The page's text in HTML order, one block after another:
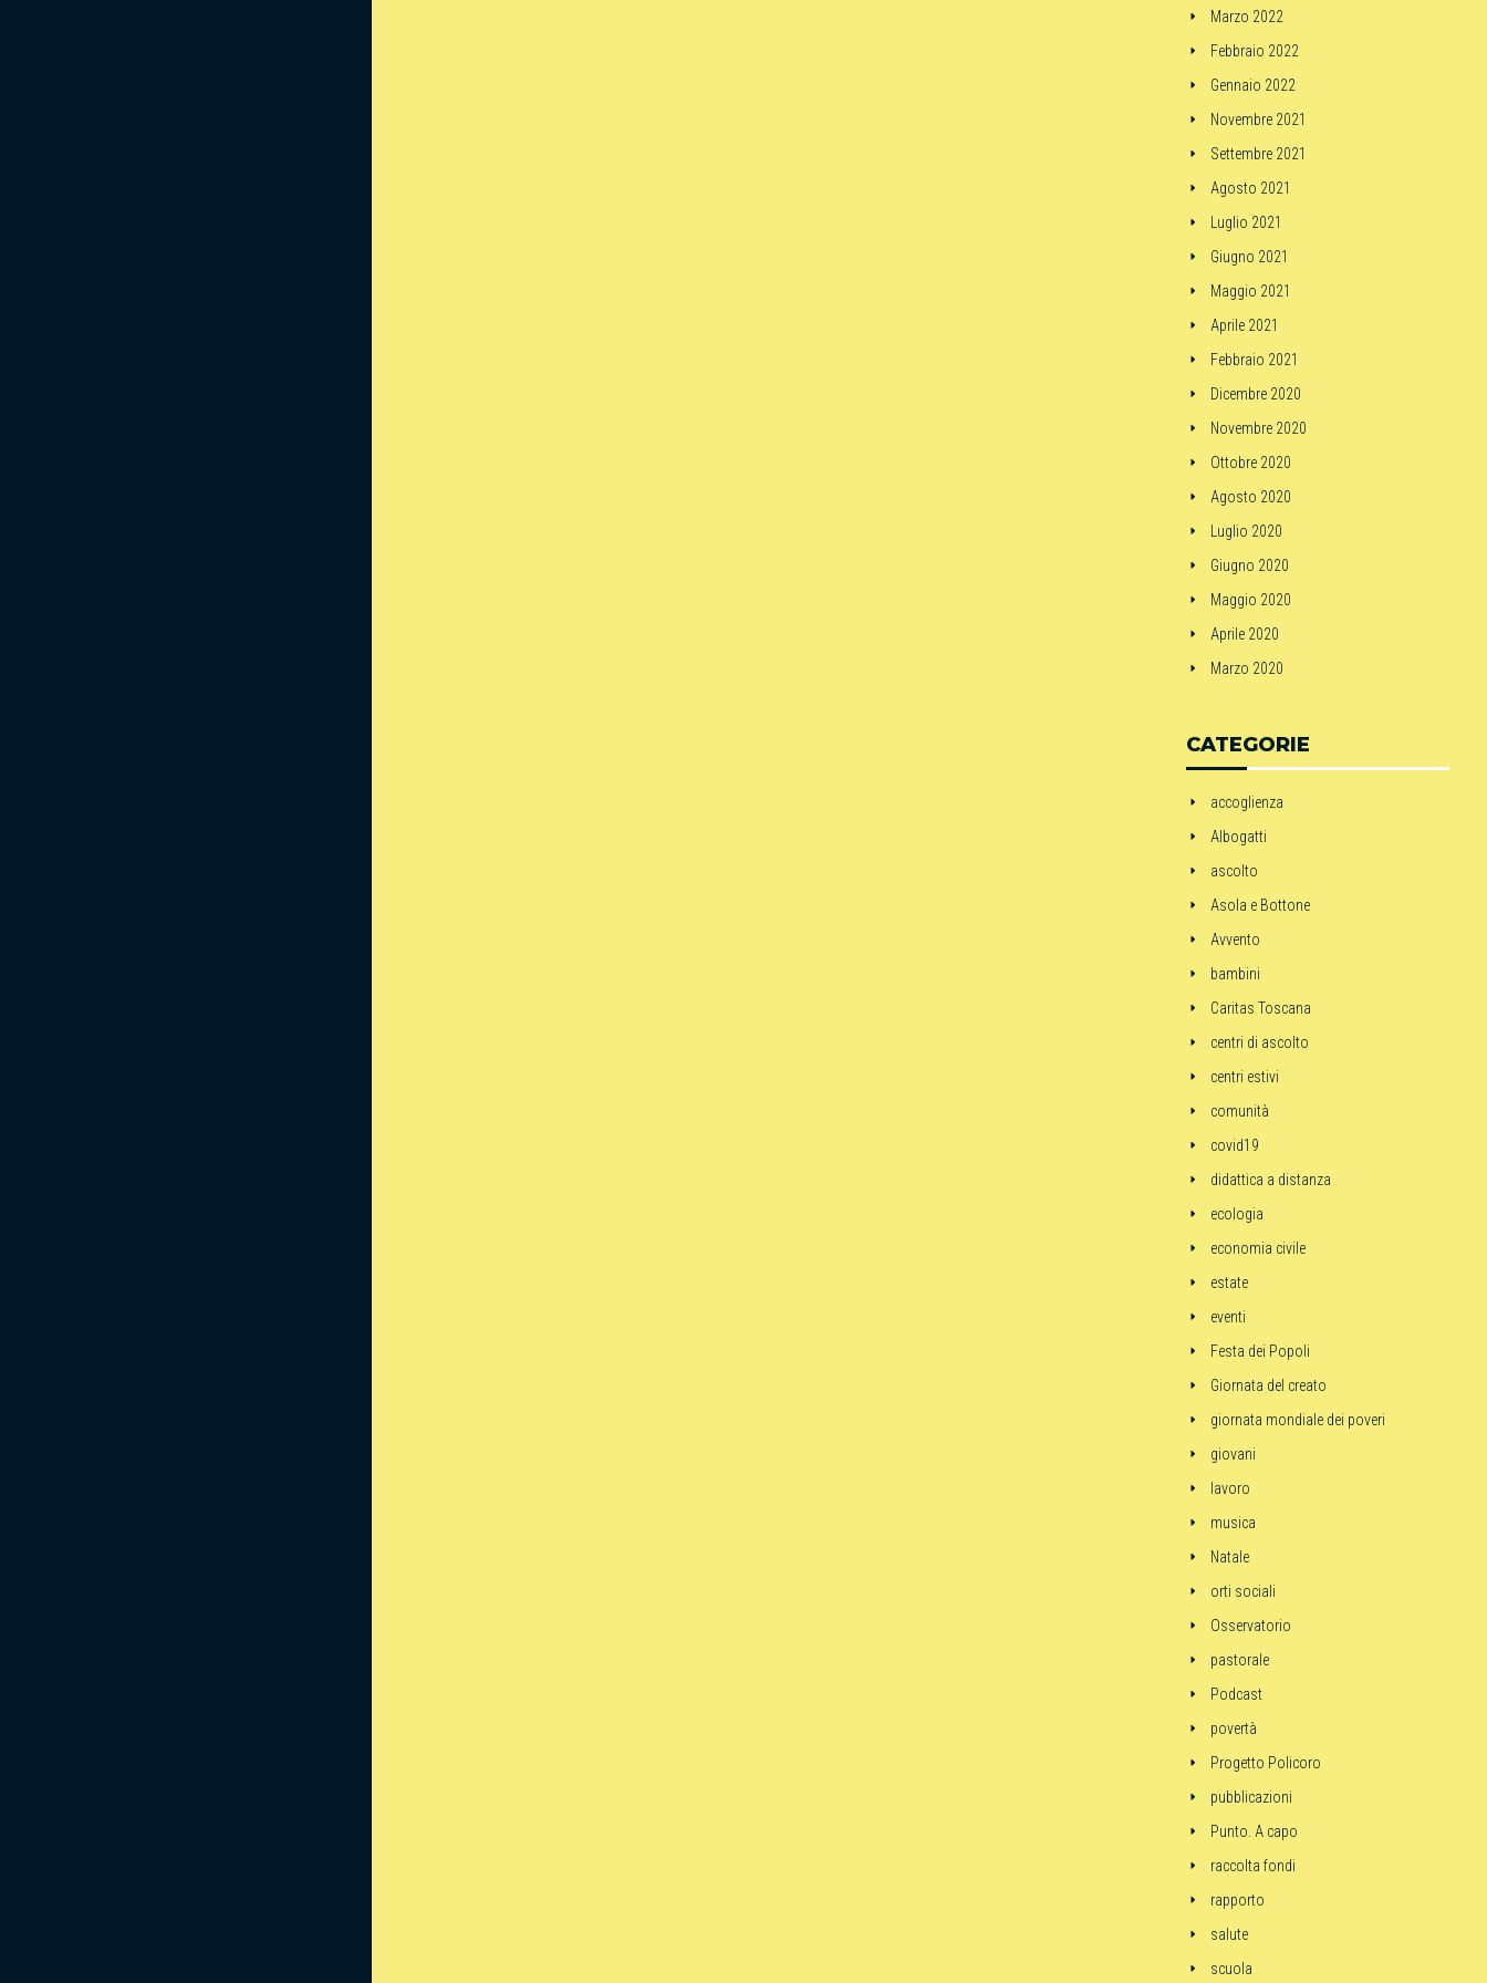
Marzo 2022
Febbraio 2022
Gennaio 2022
Novembre 2021
Settembre 2021
Agosto 2021
Luglio 2021
Giugno 2021
Maggio 2021
Aprile 2021
Febbraio 2021
Dicembre 2020
Novembre 2020
Ottobre 2020
Agosto 2020
Luglio 2020
Giugno 2020
Maggio 2020
Aprile 2020
Marzo 2020
CATEGORIE
accoglienza
Albogatti
ascolto
Asola e Bottone
Avvento
bambini
Caritas Toscana
centri di ascolto
centri estivi
comunità
covid19
didattica a distanza
ecologia
economia civile
estate
eventi
Festa dei Popoli
Giornata del creato
giornata mondiale dei poveri
giovani
lavoro
musica
Natale
orti sociali
Osservatorio
pastorale
Podcast
povertà
Progetto Policoro
pubblicazioni
Punto. A capo
raccolta fondi
rapporto
salute
scuola